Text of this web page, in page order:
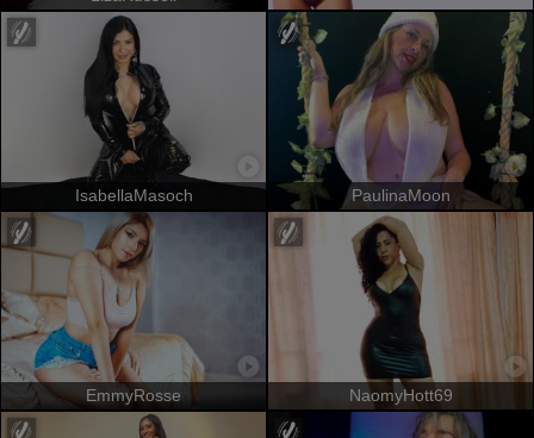
IsabellaMasoch PaulinaMoon
EmmyRosse NaomyHott69